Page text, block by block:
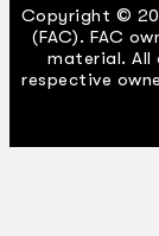
Copyright ©
(FAC). FAC
material. All
respective